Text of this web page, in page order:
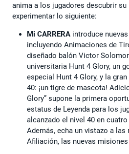
anima a los jugadores descubrir
experimentar lo siguiente:
Mi CARRERA introduce
incluyendo Animaciones de
diseñado balón Victor
universitaria Hunt 4 Glory, un
especial Hunt 4 Glory, y la
40: ¡un tigre de mascota!
Glory” supone la primera
estatus de Leyenda para los
alcanzado el nivel 40 en
Además, echa un vistazo a las
Afiliación, las nuevas